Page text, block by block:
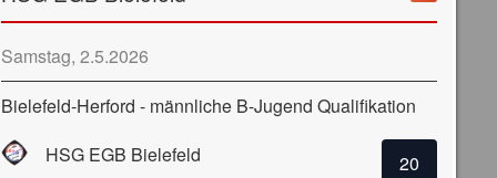
Samstag, 2.5.2026
Bielefeld-Herford - männliche B-Jugend Qualifikation
HSG EGB Bielefeld
20